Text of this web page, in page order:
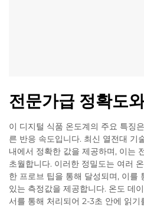
전문가급 정확도
이 디지털 식품 온도계의 주요 특징
른 반응 속도입니다. 최신 열전대 기
내에서 정확한 값을 제공하며, 이는
초월합니다. 이러한 정밀도는 여러
한 프로브 팁을 통해 달성되며, 이를
있는 측정값을 제공합니다. 온도 데
서를 통해 처리되어 2-3초 안에 읽기